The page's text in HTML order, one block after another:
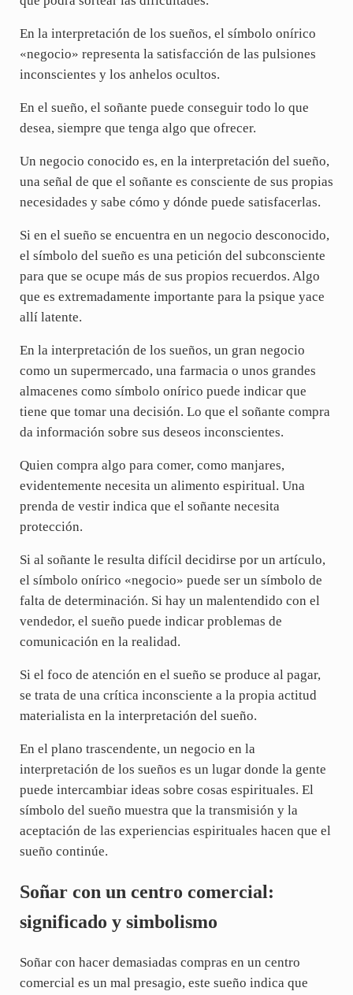
En la interpretación de los sueños, el símbolo onírico
«negocio» representa la satisfacción de las pulsiones
inconscientes y los anhelos ocultos.
En el sueño, el soñante puede conseguir todo lo que
desea, siempre que tenga algo que ofrecer.
Un negocio conocido es, en la interpretación del sueño,
una señal de que el soñante es consciente de sus propias
necesidades y sabe cómo y dónde puede satisfacerlas.
Si en el sueño se encuentra en un negocio desconocido,
el símbolo del sueño es una petición del subconsciente
para que se ocupe más de sus propios recuerdos. Algo
que es extremadamente importante para la psique yace
allí latente.
En la interpretación de los sueños, un gran negocio
como un supermercado, una farmacia o unos grandes
almacenes como símbolo onírico puede indicar que
tiene que tomar una decisión. Lo que el soñante compra
da información sobre sus deseos inconscientes.
Quien compra algo para comer, como manjares,
evidentemente necesita un alimento espiritual. Una
prenda de vestir indica que el soñante necesita
protección.
Si al soñante le resulta difícil decidirse por un artículo,
el símbolo onírico «negocio» puede ser un símbolo de
falta de determinación. Si hay un malentendido con el
vendedor, el sueño puede indicar problemas de
comunicación en la realidad.
Si el foco de atención en el sueño se produce al pagar,
se trata de una crítica inconsciente a la propia actitud
materialista en la interpretación del sueño.
En el plano trascendente, un negocio en la
interpretación de los sueños es un lugar donde la gente
puede intercambiar ideas sobre cosas espirituales. El
símbolo del sueño muestra que la transmisión y la
aceptación de las experiencias espirituales hacen que el
sueño continúe.
Soñar con un centro comercial:
significado y simbolismo
Soñar con hacer demasiadas compras en un centro
comercial es un mal presagio, este sueño indica que